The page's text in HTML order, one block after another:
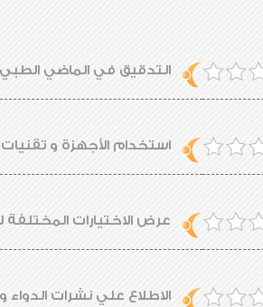
التدقيق في الماضي الطبي
استخدام الأجهزة و تقنيات
عرض الاختيارات
الاطلاع علي نشرات الدواء